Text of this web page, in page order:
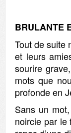
BRULANTE
Tout de suite
et leurs
sourire
mots que
profonde en
Sans un
noircie par le